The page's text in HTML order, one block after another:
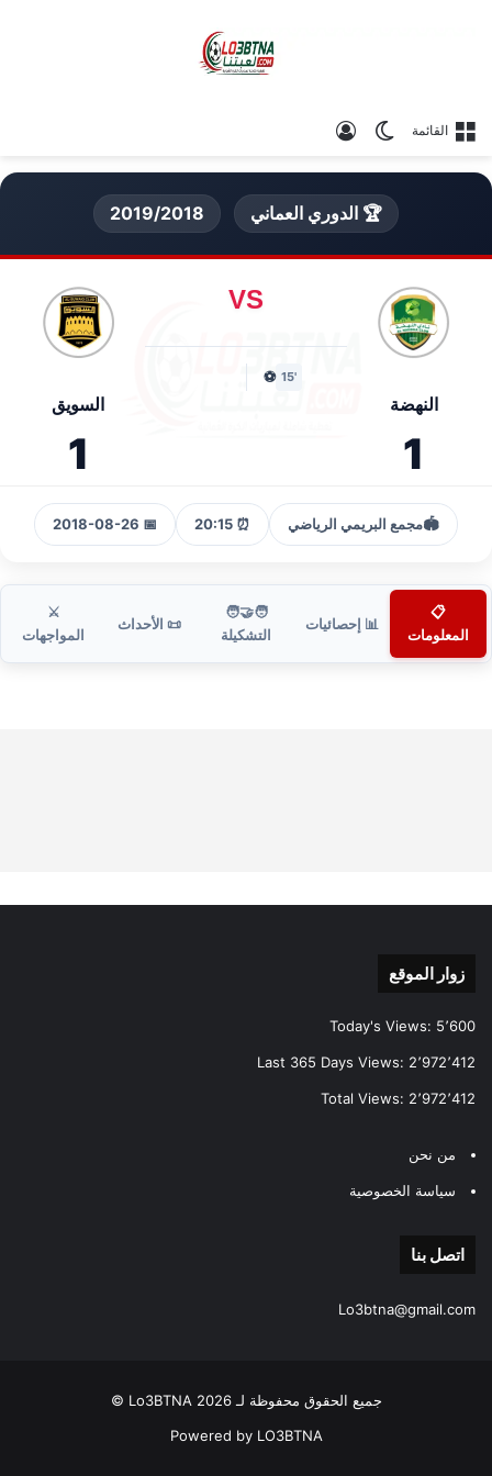
القائمة الوضع المظلم
🏆 الدوري العماني 2019/2018
النهضة
1
VS
'15
⚽
السويق
1
🏟️مجمع البريمي الرياضي ⏰ 20:15
📅 2018-08-26
📋
المعلومات
📊 إحصائيات
🧑‍🤝‍🧑
التشكيلة
📜 الأحداث
⚔️
المواجهات
زوار الموقع
Today's Views: 5٬600
Last 365 Days Views: 2٬972٬412
Total Views: 2٬972٬412
من نحن
سياسة الخصوصية
اتصل بنا
Lo3btna@gmail.com
جميع الحقوق محفوظة لـ Lo3BTNA 2026 ©
Powered by LO3BTNA